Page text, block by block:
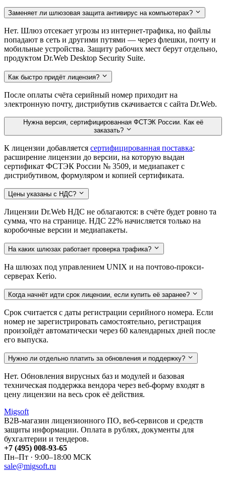
Заменяет ли шлюзовая защита антивирус на компьютерах?
Нет. Шлюз отсекает угрозы из интернет-трафика, но файлы
попадают в сеть и другими путями — через флешки, почту и
мобильные устройства. Защиту рабочих мест берут отдельно,
продуктом Dr.Web Desktop Security Suite.
Как быстро придёт лицензия?
После оплаты счёта серийный номер приходит на
электронную почту, дистрибутив скачивается с сайта Dr.Web.
Нужна версия, сертифицированная ФСТЭК России. Как её
заказать?
К лицензии добавляется сертифицированная поставка:
расширение лицензии до версии, на которую выдан
сертификат ФСТЭК России № 3509, и медиапакет с
дистрибутивом, формуляром и копией сертификата.
Цены указаны с НДС?
Лицензии Dr.Web НДС не облагаются: в счёте будет ровно та
сумма, что на странице. НДС 22% начисляется только на
коробочные версии и медиапакеты.
На каких шлюзах работает проверка трафика?
На шлюзах под управлением UNIX и на почтово-прокси-
серверах Kerio.
Когда начнёт идти срок лицензии, если купить её заранее?
Срок считается с даты регистрации серийного номера. Если
номер не зарегистрировать самостоятельно, регистрация
произойдёт автоматически через 60 календарных дней после
его выпуска.
Нужно ли отдельно платить за обновления и поддержку?
Нет. Обновления вирусных баз и модулей и базовая
техническая поддержка вендора через веб-форму входят в
цену лицензии на весь срок её действия.
Migsoft
B2B-магазин лицензионного ПО, веб-сервисов и средств
защиты информации. Оплата в рублях, документы для
бухгалтерии и тендеров.
+7 (495) 008-93-65
Пн–Пт · 9:00–18:00 МСК
sale@migsoft.ru